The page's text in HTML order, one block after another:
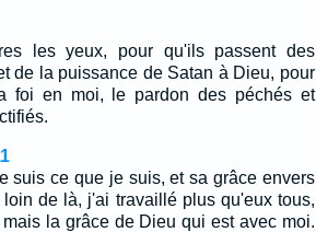
les yeux, pour qu'ils passent des
de la puissance de Satan à Dieu, pour
foi en moi, le pardon des péchés et
suis ce que je suis, et sa grâce envers
de là, j'ai travaillé plus qu'eux tous,
la grâce de Dieu qui est avec moi.